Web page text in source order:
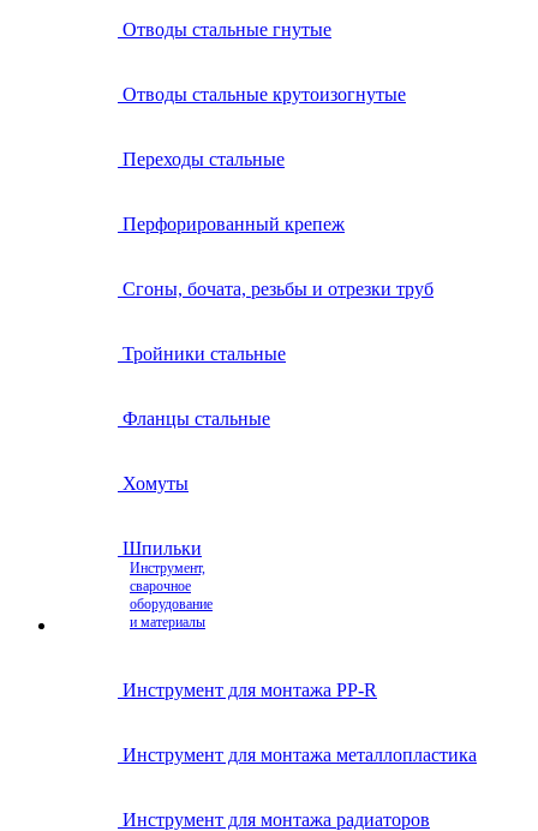
Отводы стальные гнутые
Отводы стальные крутоизогнутые
Переходы стальные
Перфорированный крепеж
Сгоны, бочата, резьбы и отрезки труб
Тройники стальные
Фланцы стальные
Хомуты
Шпильки
Инструмент,
сварочное
оборудование
и материалы
Инструмент для монтажа PP-R
Инструмент для монтажа металлопластика
Инструмент для монтажа радиаторов